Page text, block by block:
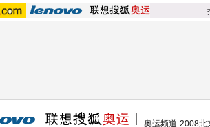
奥运频道-2008北